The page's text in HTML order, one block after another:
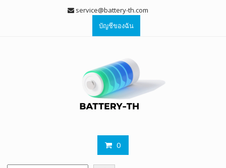
service@battery-th.com
บัญชีของฉัน
0